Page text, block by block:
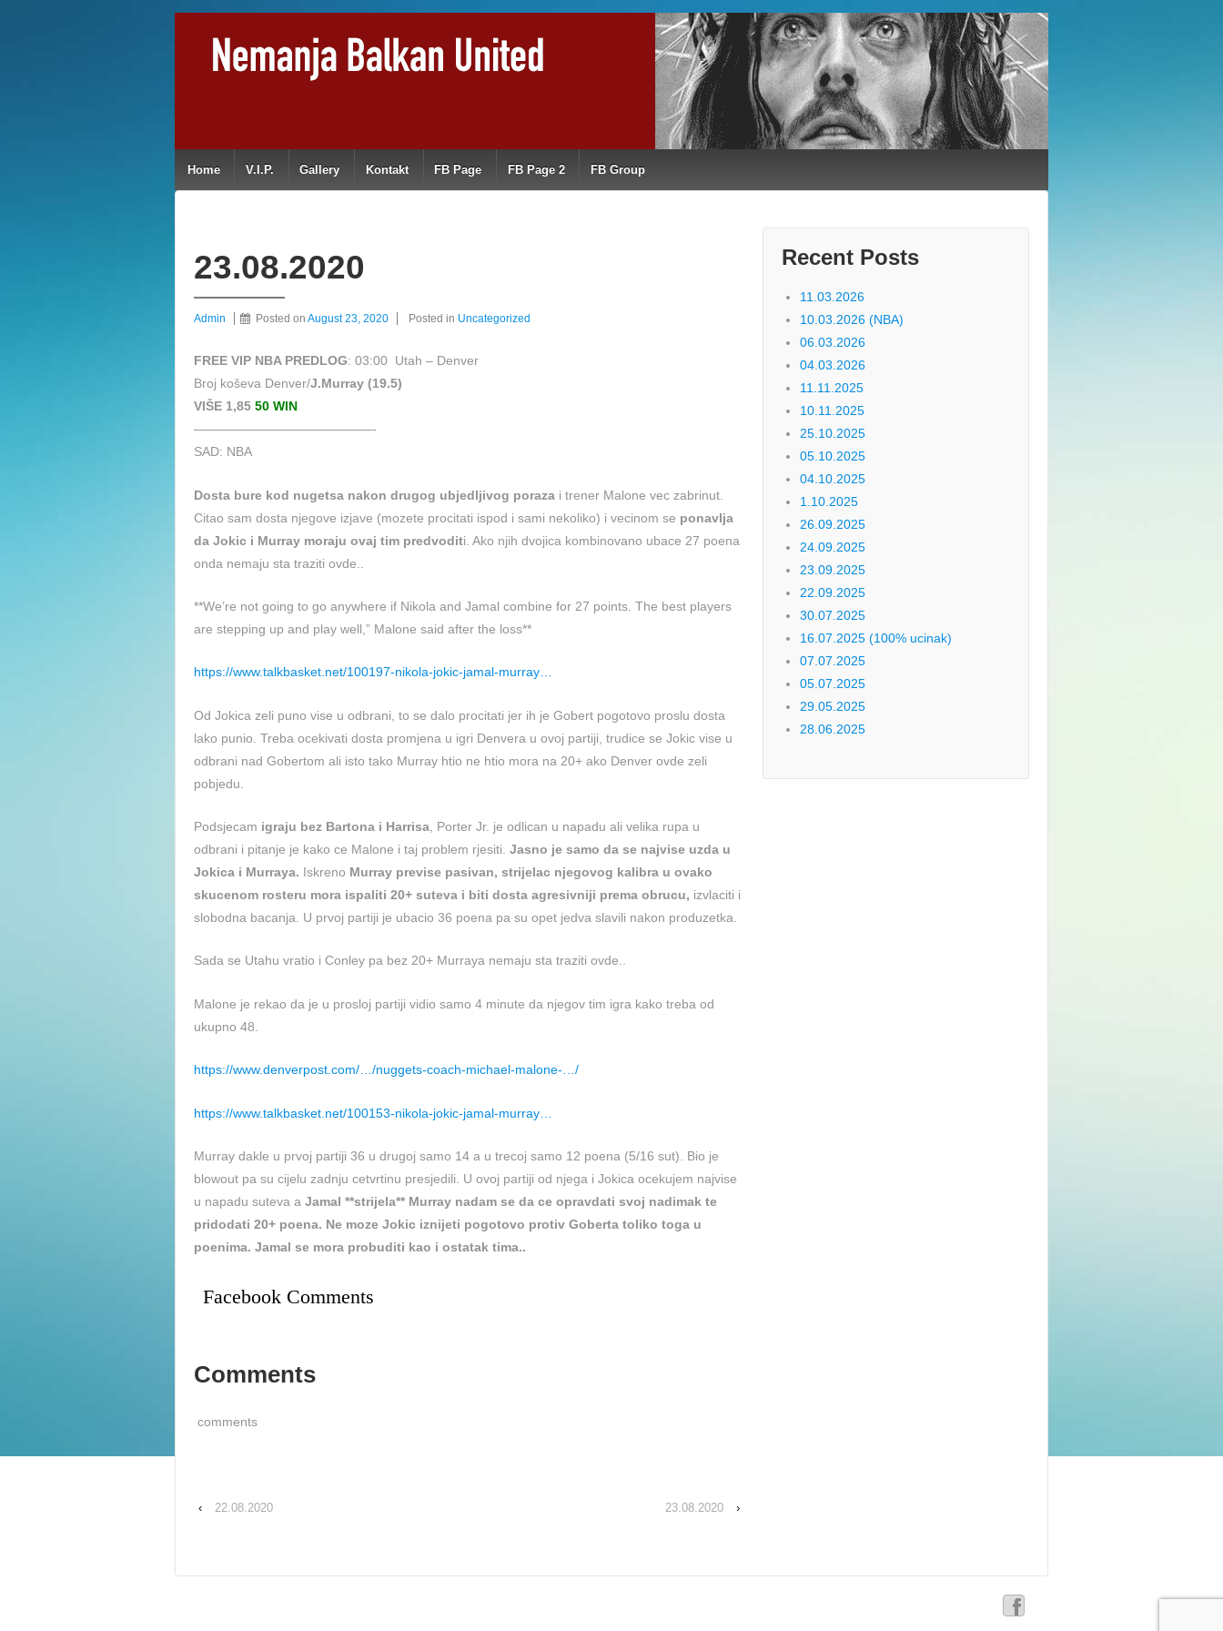
Home V.I.P. Gallery Kontakt FB Page FB Page 2 FB Group
23.08.2020
Admin Posted on August 23, 2020 Posted in Uncategorized
FREE VIP NBA PREDLOG: 03:00 Utah – Denver
Broj koševa Denver/J.Murray (19.5)
VIŠE 1,85 50 WIN
——————————————-
SAD: NBA
Dosta bure kod nugetsa nakon drugog ubjedljivog poraza i trener Malone vec zabrinut.
Citao sam dosta njegove izjave (mozete procitati ispod i sami nekoliko) i vecinom se ponavlja
da Jokic i Murray moraju ovaj tim predvoditi. Ako njih dvojica kombinovano ubace 27 poena
onda nemaju sta traziti ovde..
**We’re not going to go anywhere if Nikola and Jamal combine for 27 points. The best players
are stepping up and play well,” Malone said after the loss**
https://www.talkbasket.net/100197-nikola-jokic-jamal-murray…
Od Jokica zeli puno vise u odbrani, to se dalo procitati jer ih je Gobert pogotovo proslu dosta
lako punio. Treba ocekivati dosta promjena u igri Denvera u ovoj partiji, trudice se Jokic vise u
odbrani nad Gobertom ali isto tako Murray htio ne htio mora na 20+ ako Denver ovde zeli
pobjedu.
Podsjecam igraju bez Bartona i Harrisa , Porter Jr. je odlican u napadu ali velika rupa u
odbrani i pitanje je kako ce Malone i taj problem rjesiti. Jasno je samo da se najvise uzda u
Jokica i Murraya. Iskreno Murray previse pasivan, strijelac njegovog kalibra u ovako
skucenom rosteru mora ispaliti 20+ suteva i biti dosta agresivniji prema obrucu, izvlaciti i
slobodna bacanja. U prvoj partiji je ubacio 36 poena pa su opet jedva slavili nakon produzetka.
Sada se Utahu vratio i Conley pa bez 20+ Murraya nemaju sta traziti ovde..
Malone je rekao da je u prosloj partiji vidio samo 4 minute da njegov tim igra kako treba od
ukupno 48.
https://www.denverpost.com/…/nuggets-coach-michael-malone-…/
https://www.talkbasket.net/100153-nikola-jokic-jamal-murray…
Murray dakle u prvoj partiji 36 u drugoj samo 14 a u trecoj samo 12 poena (5/16 sut). Bio je
blowout pa su cijelu zadnju cetvrtinu presjedili. U ovoj partiji od njega i Jokica ocekujem najvise
u napadu suteva a Jamal **strijela** Murray nadam se da ce opravdati svoj nadimak te
pridodati 20+ poena. Ne moze Jokic iznijeti pogotovo protiv Goberta toliko toga u
poenima. Jamal se mora probuditi kao i ostatak tima..
Facebook Comments
Comments
comments
‹ 22.08.2020 23.08.2020 ›
Recent Posts
11.03.2026
10.03.2026 (NBA)
06.03.2026
04.03.2026
11.11.2025
10.11.2025
25.10.2025
05.10.2025
04.10.2025
1.10.2025
26.09.2025
24.09.2025
23.09.2025
22.09.2025
30.07.2025
16.07.2025 (100% ucinak)
07.07.2025
05.07.2025
29.05.2025
28.06.2025